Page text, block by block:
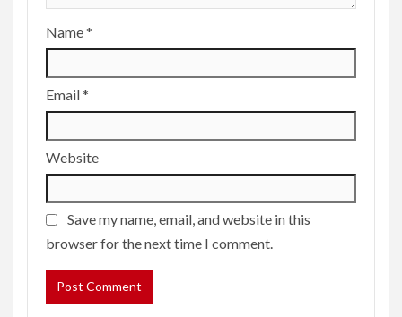
Name*
Email*
Website
Save my name, email, and website in this
browser for the next time I comment.